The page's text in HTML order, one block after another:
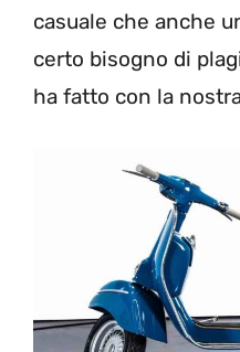
casuale che anche
certo bisogno di
ha fatto con la